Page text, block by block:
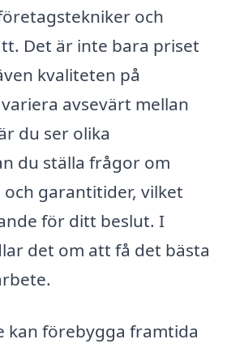
och
Det är inte bara priset
kvaliteten på
avsevärt mellan
du ser olika
du ställa frågor om
garantitider, vilket
för ditt beslut. I
det om att få det bästa
kan förebygga framtida